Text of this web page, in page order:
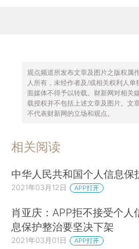
观点频道所发布文章及图片之版权属
人所有，未经作者及/或相关权利人
面媒体不得予以转载。财新网对相关
载授权并不包括上述文章及图片。文
不代表财新网的立场和观点。
相关阅读
中华人民共和国个人信息保
2021年03月12日 APP打开
肖亚庆：APP拒不接受个人
息保护整治要坚决下架
2021年03月01日 APP打开